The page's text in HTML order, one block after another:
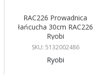
RAC226 Prowadnica
łańcucha 30cm RAC226
Ryobi
SKU: 5132002486
Ryobi